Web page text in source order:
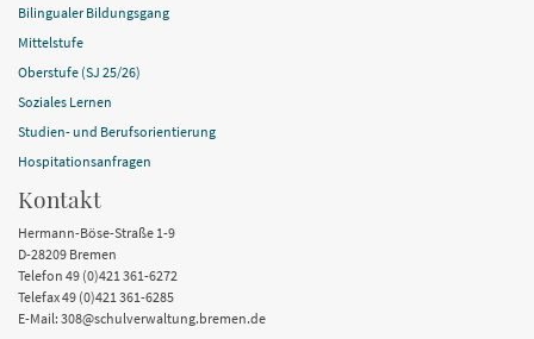
Bilingualer Bildungsgang
Mittelstufe
Oberstufe (SJ 25/26)
Soziales Lernen
Studien- und Berufsorientierung
Hospitationsanfragen
Kontakt
Hermann-Böse-Straße 1-9
D-28209 Bremen
Telefon 49 (0)421 361-6272
Telefax 49 (0)421 361-6285
E-Mail: 308@schulverwaltung.bremen.de